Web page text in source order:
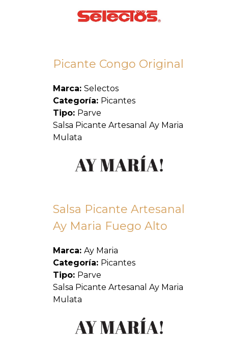
Picante Congo Original
Marca: Selectos
Categoría: Picantes
Tipo: Parve
Salsa Picante Artesanal Ay Maria
Mulata
Salsa Picante Artesanal
Ay Maria Fuego Alto
Marca: Ay Maria
Categoría: Picantes
Tipo: Parve
Salsa Picante Artesanal Ay Maria
Mulata